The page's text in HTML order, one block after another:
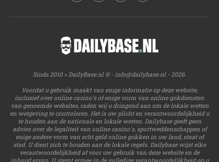
Sinds 2010 > DailyBase.nl © - info@dailybase.nl- 2026.
Voordat u gebruik maakt van enige informatie op deze website,
inclusief over online casino's of enige vorm van online gokdiensten
van genoemde websites, raden wij u dringend aan om de lokale wetten
en wetgeving te controleren. Het is uw plicht en verantwoordelijkheid u
te houden aan de nationale en lokale wetten. Dailybase geeft geen
advies over de legaliteit van online casino's, sportweddenschappen of
enige andere vorm van echt geld online gokken in uw land, staat of
stad. U dient zich te houden aan de lokale regels. Dailybase wijst elke
verantwoordelijkheid af voor uw gebruik van deze website en de
inhoud ervan. U stemt ermee in de volledige verantwoordelijkheid op u